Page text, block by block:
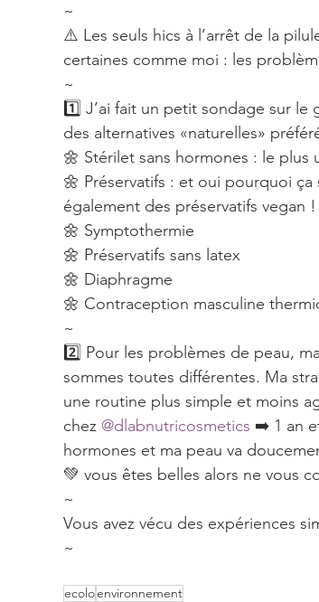
~
⚠️ Les seuls hics à l’arrêt de la
certaines comme moi : les
~
1️⃣ J’ai fait un petit sondage sur
des alternatives «naturelles»
🌼 Stérilet sans hormones : le plus
🌼 Préservatifs : et oui pourquoi
également des préservatifs vegan !
🌼 Symptothermie
🌼 Préservatifs sans latex
🌼 Diaphragme
🌼 Contraception masculine
~
2️⃣ Pour les problèmes de peau,
sommes toutes différentes. Ma
une routine plus simple et moins
chez @dlabnutricosmetics ➡️ 1 an
hormones et ma peau va
💚 vous êtes belles alors ne vous
~
Vous avez vécu des expériences
~
ecoloenvironnement